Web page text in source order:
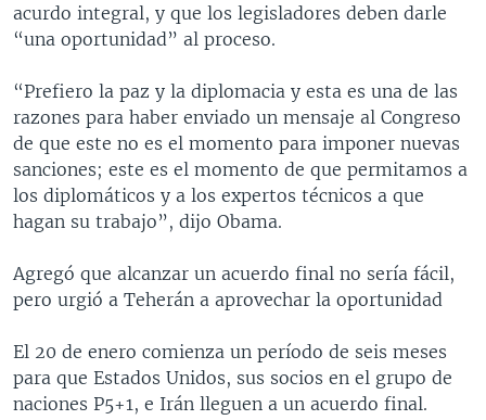
acurdo integral, y que los legisladores deben darle
“una oportunidad” al proceso.
“Prefiero la paz y la diplomacia y esta es una de las
razones para haber enviado un mensaje al Congreso
de que este no es el momento para imponer nuevas
sanciones; este es el momento de que permitamos a
los diplomáticos y a los expertos técnicos a que
hagan su trabajo”, dijo Obama.
Agregó que alcanzar un acuerdo final no sería fácil,
pero urgió a Teherán a aprovechar la oportunidad
El 20 de enero comienza un período de seis meses
para que Estados Unidos, sus socios en el grupo de
naciones P5+1, e Irán lleguen a un acuerdo final.